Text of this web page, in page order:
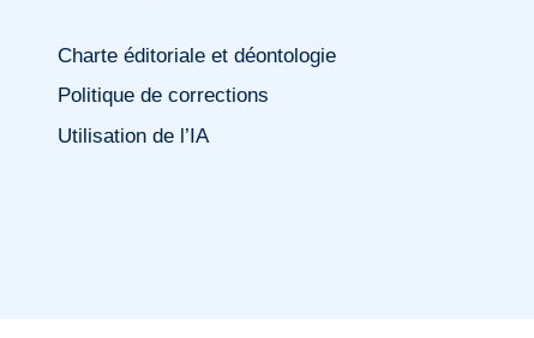
Charte éditoriale et déontologie
Politique de corrections
Utilisation de l’IA